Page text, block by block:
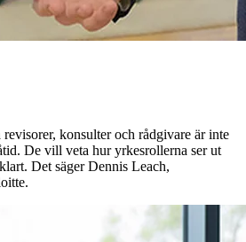
konsulter och rådgivare är inte
De vill veta hur yrkesrollerna ser ut
Det säger Dennis Leach,